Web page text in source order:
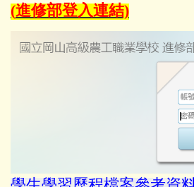
(進修部登入連結)